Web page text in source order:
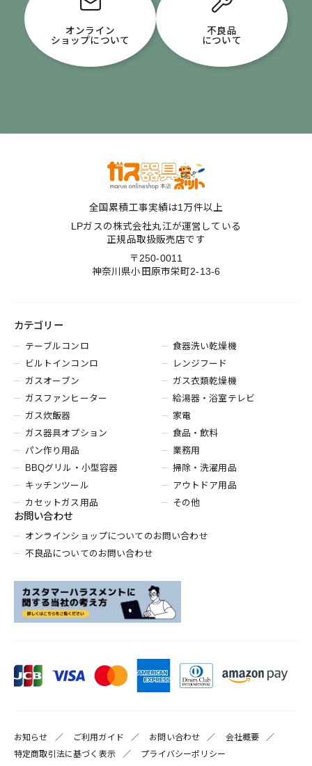
オンライン
ショップについて
不良品
について
全国累積工事実績は1万件以上
LPガスの株式会社丸江が運営している
正規品取扱販売店です
〒250-0011
神奈川県小田原市栄町2-13-6
カテゴリー
テーブルコンロ
ビルトインコンロ
ガスオーブン
ガスファンヒーター
ガス炊飯器
ガス器具オプション
パン作り用品
BBQグリル・小型容器
キッチンツール
カセットガス用品
食器洗い乾燥機
レンジフード
ガス衣類乾燥機
給湯器・浴室テレビ
家電
食品・飲料
業務用
掃除・洗濯用品
アウトドア用品
その他
お問い合わせ
オンラインショップについてのお問い合わせ
不良品についてのお問い合わせ
お知らせ ご利用ガイド お問い合わせ
会社概要
特定商取引法に基づく表示
プライバシーポリシー